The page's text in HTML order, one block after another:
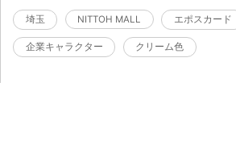
埼玉 NITTOH MALL エポスカード
企業キャラクター クリーム色